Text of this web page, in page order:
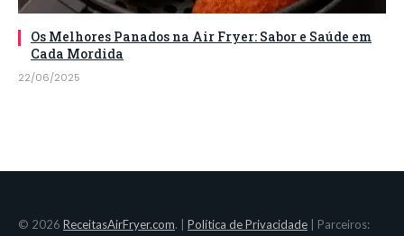
Os Melhores Panados na Air Fryer: Sabor e Saúde em
Cada Mordida
22/06/2025
© 2026 ReceitasAirFryer.com. | Política de Privacidade | Parceiros: